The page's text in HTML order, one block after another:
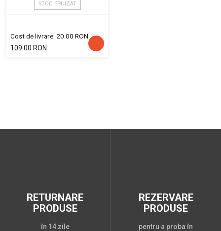
STOC EPUIZAT
Cost de livrare: 20.00 RON
109.00 RON
RETURNARE
PRODUSE
în 14 zile
REZERVARE
PRODUSE
pentru a proba în